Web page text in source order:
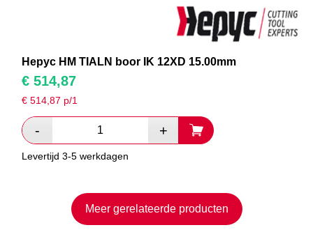
Hepyc HM TIALN boor IK 12XD 15.00mm
€ 514,87
€514,87 p/1
Levertijd 3-5 werkdagen
Meer gerelateerde producten